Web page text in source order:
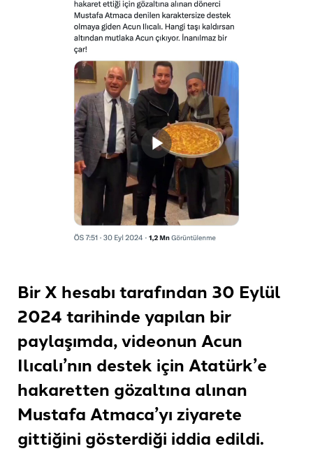
Bir X hesabı tarafından 30 Eylül
2024 tarihinde yapılan bir
paylaşımda, videonun Acun
Ilıcalı’nın destek için Atatürk’e
hakaretten gözaltına alınan
Mustafa Atmaca’yı ziyarete
gittiğini gösterdiği iddia edildi.